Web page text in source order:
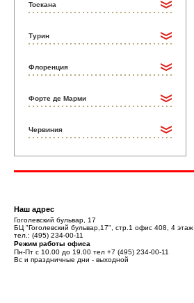
Тоскана
Турин
Флоренция
Форте де Марми
Червиния
Наш адрес
Гоголевский бульвар, 17
БЦ "Гоголевский бульвар,17", стр.1 офис 408, 4 этаж
тел.: (495) 234-00-11
Режим работы офиса
Пн-Пт с 10.00 до 19.00 тел +7 (495) 234-00-11
Вс и праздничные дни - выходной